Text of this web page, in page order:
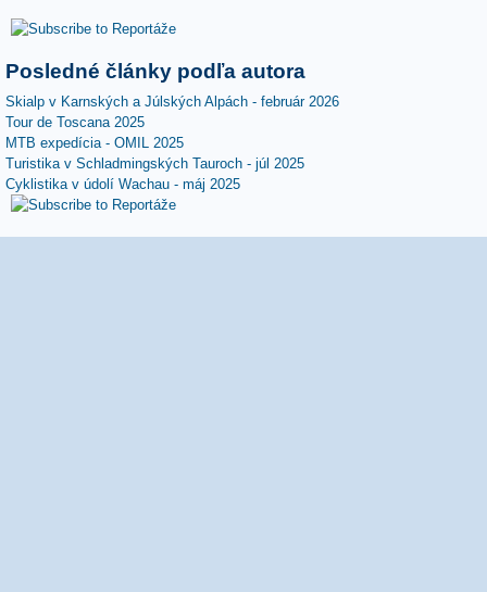
Posledné články podľa autora
Skialp v Karnských a Júlských Alpách - február 2026
Tour de Toscana 2025
MTB expedícia - OMIL 2025
Turistika v Schladmingských Tauroch - júl 2025
Cyklistika v údolí Wachau - máj 2025